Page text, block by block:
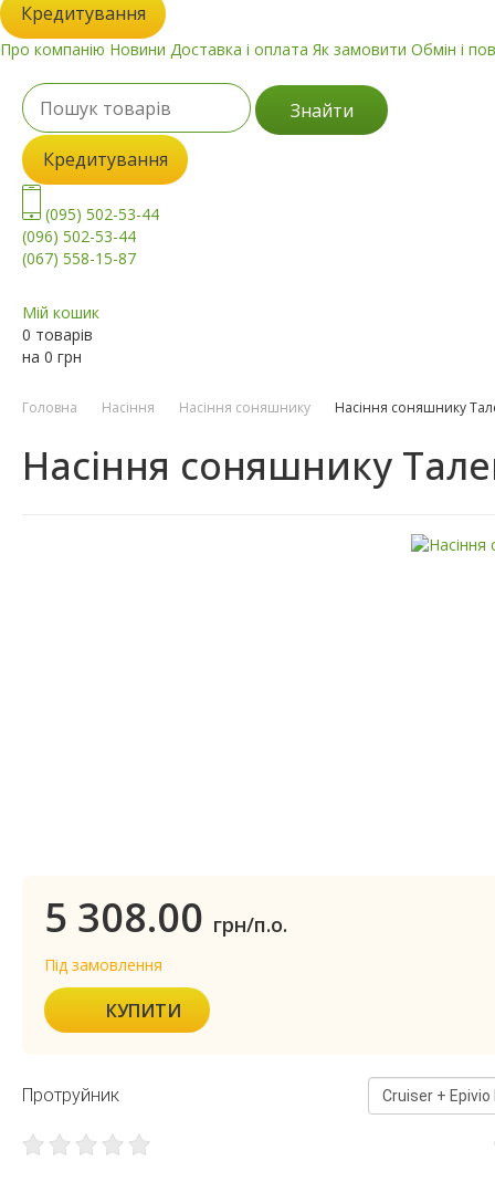
Кредитування
Про компанію Новини Доставка і оплата Як замовити Обмін і
Знайти
Кредитування
(095) 502-53-44
(096) 502-53-44
(067) 558-15-87
Мій кошик
0 товарів
на 0 грн
Головна Насіння Насіння соняшнику Насіння соняшнику
Насіння соняшнику
5 308.00 грн/п.о.
Під замовлення
КУПИТИ
Протруйник Cruiser + Epivio